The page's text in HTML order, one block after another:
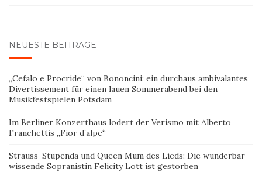
NEUESTE BEITRÄGE
„Cefalo e Procride“ von Bononcini: ein durchaus ambivalantes
Divertissement für einen lauen Sommerabend bei den
Musikfestspielen Potsdam
Im Berliner Konzerthaus lodert der Verismo mit Alberto
Franchettis „Fior d’alpe“
Strauss-Stupenda und Queen Mum des Lieds: Die wunderbar
wissende Sopranistin Felicity Lott ist gestorben